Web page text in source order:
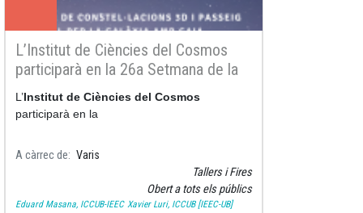
L’Institut de Ciències del Cosmos
participarà en la 26a Setmana de la
Ciència del 12 al 21 de novembre
L’Institut de Ciències del Cosmos
participarà en la
A càrrec de
Varis
Tallers i Fires
Obert a tots els públics
Eduard Masana, ICCUB-IEEC Xavier Luri, ICCUB [IEEC-UB]